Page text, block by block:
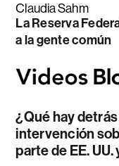
Claudia Sahm
La Reserva
a la gente común
¿Qué hay
intervención
parte de EE. UU.